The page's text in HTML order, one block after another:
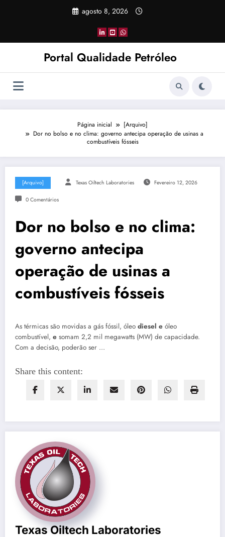
agosto 8, 2026
Portal Qualidade Petróleo
Página inicial
[Arquivo]
Dor no bolso e no clima: governo antecipa operação de usinas a
combustíveis fósseis
[Arquivo] Texas Oiltech Laboratories Fevereiro 12, 2026
0 Comentários
Dor no bolso e no clima:
governo antecipa
operação de usinas a
combustíveis fósseis
As térmicas são movidas a gás fóssil, óleo diesel e óleo
combustível, e somam 2,2 mil megawatts (MW) de capacidade.
Com a decisão, poderão ser …
Share this content:
Texas Oiltech Laboratories